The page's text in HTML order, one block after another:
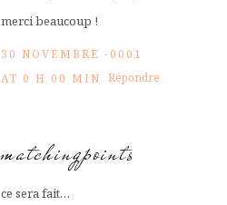
merci beaucoup !
30 NOVEMBRE -0001
AT 0 H 00 MIN Répondre
matchingpoints
ce sera fait…